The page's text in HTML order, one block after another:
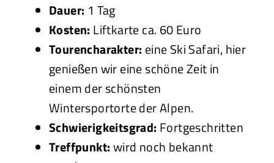
Dauer: 1 Tag
Kosten: Liftkarte ca. 60 Euro
Tourencharakter: eine Ski Safari, hier
genießen wir eine schöne Zeit in
einem der schönsten
Wintersportorte der Alpen.
Schwierigkeitsgrad: Fortgeschritten
Treffpunkt:wird noch bekannt